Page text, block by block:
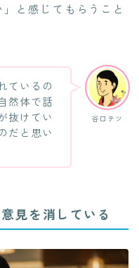
と感じてもらうこと
谷口テツ
ているの
然体で話
抜けてい
だと思い
見を消している